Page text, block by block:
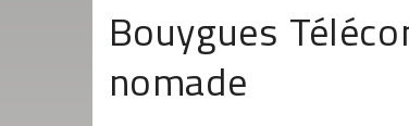
Bouygues
nomade